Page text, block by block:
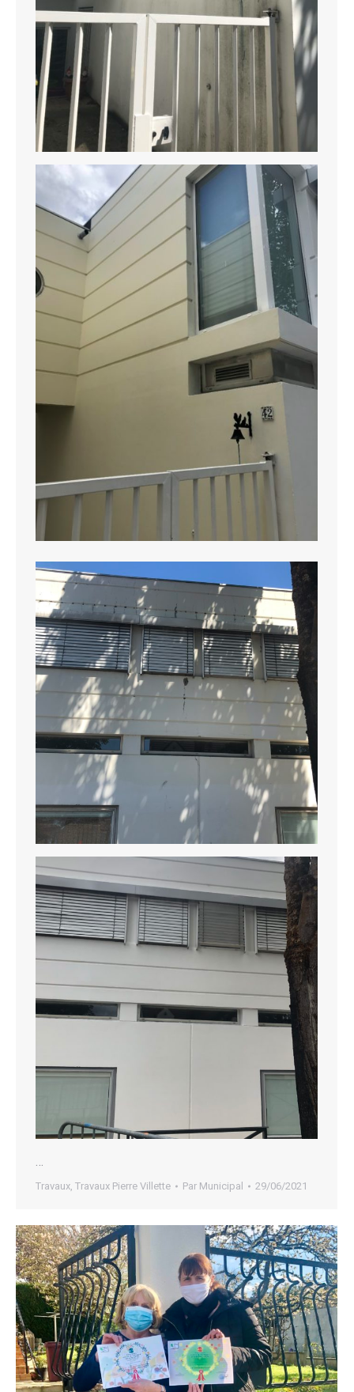
…
Travaux, Travaux Pierre Villette Par Municipal 29/06/2021